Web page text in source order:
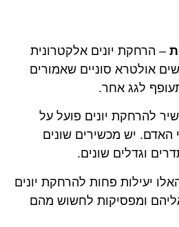
– הרחקת יונים אלקטרונית
אולטרא סוניים שאמורים
לגג אחר.
להרחקת יונים פועל על
האדם. יש מכשירים שונים
וגדלים שונים.
יעילות פחות להרחקת יונים
אליהם ומפסיקות לחשוש מהם